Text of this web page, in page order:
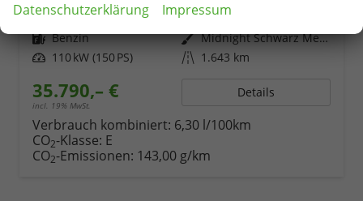
Fahrzeugnr. 81367 Getriebe Automatik
Kraftstoff Benzin Außenfarbe
Midnight Schwarz Metallic
Leistung 110 kW (150 PS) Kilometerstand 1.643 km
35.790,– €
incl. 19% MwSt.
Details
Verbrauch kombiniert: 6,30 l/100km
CO2-Klasse: E
CO2-Emissionen: 143,00 g/km
Datenschutzerklärung Impressum